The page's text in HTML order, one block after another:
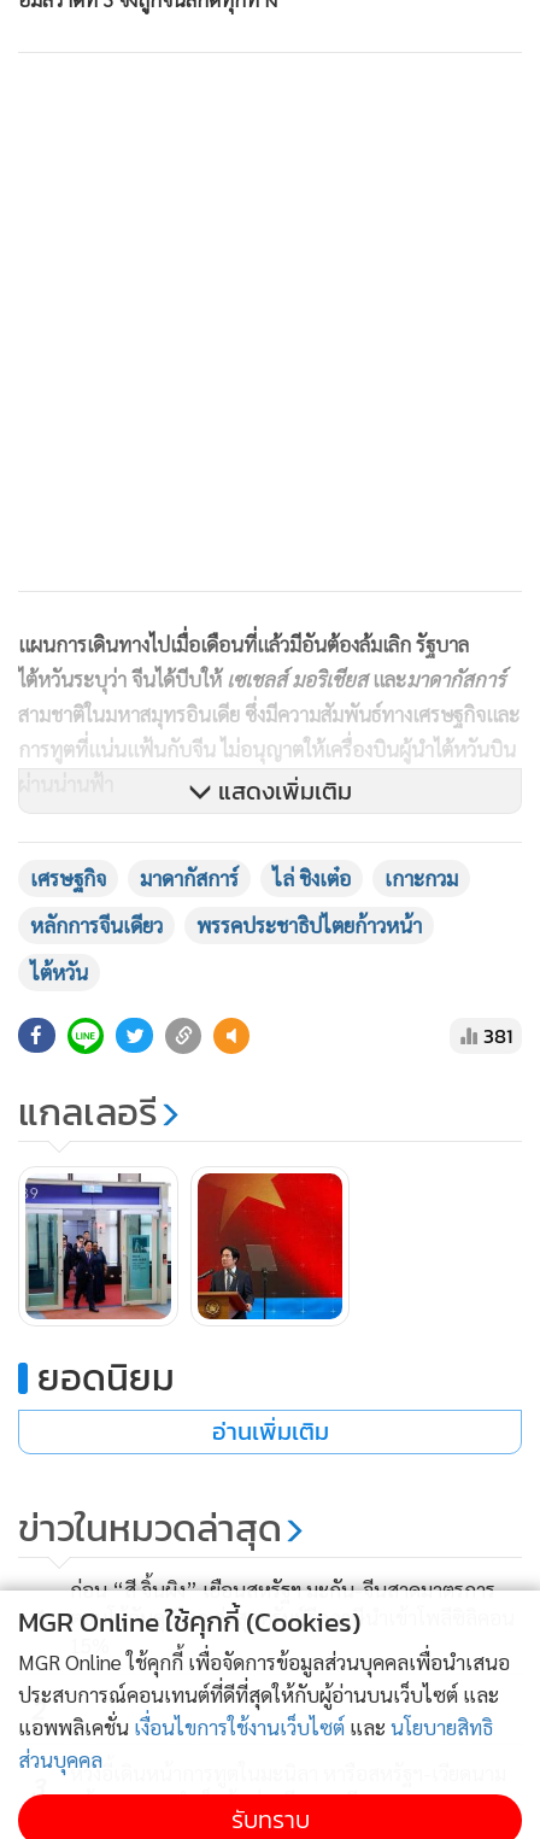
แผนการเดินทางไปเมื่อเดือนที่แล้วมีอันต้องล้มเลิก รัฐบาล
ไต้หวันระบุว่า จีนได้บีบให้เซเชลส์ มอริเชียสและมาดากัสการ์
สามชาติในมหาสมุทรอินเดีย ซึ่งมีความสัมพันธ์ทางเศรษฐกิจและ
การทูตที่แน่นแฟ้นกับจีน ไม่อนุญาตให้เครื่องบินผู้นำไต้หวันบิน
อย่างลับ ๆ รัฐบาลทั้งสองฝ่ายไม่มีการป่าวประกาศล่วงหน้า ตาม
ปกติไล่จะเดินทางด้วยเครื่องบินของสายการบินไชน่าแอร์ไลน์
ของไต้หวัน แต่คราวนี้เป็นเครื่องบินแอร์บัส 340 ซึ่งเป็นเครื่อง
แฟ้มภาพประธานาธิบดีไล่ ชิงเต๋อ แห่งไต้หวัน กล่าวในการแถลง
ข่าวเกี่ยวกับการใช้จ่ายด้านกลาโหมที่กรุงไทเปของไต้หวัน เมื่อวัน
แอร์บัส 340 ลำเดียวกันพาไล่ออกเดินทางจากเอสวาตินีเมื่อวัน
จันทร์ ( 4 พ.ค.) เพื่อกลับไต้หวัน โดยต้องบินอ้อมผ่านทางตอนใต้
ของมหาสมุทรอินเดีย จากนั้น บินผ่านเกาะคริสต์มาสของ
ออสเตรเลีย อินโดนีเซีย มาเลเซีย และฟิลิปปินส์ ก่อนจะเข้าสู่เขต
น่านฟ้าไต้หวัน ตามข้อมูลจากแอปพลิเคชันติดตามเที่ยวบิน
เที่ยวบินนี้มีนางทูลิซิเล ดลาดลา (Thulisile Dladla) รองนายก
รัฐมนตรีเอสวาตินี เดินทางมาด้วย ซึ่งไลกล่าวว่า ดลาดลาได้ดูแล
ให้เขาและคณะเดินทางไปและกลับจากเอสวาตินีอย่างปลอดภัย
แสดงเพิ่มเติม
เศรษฐกิจ มาดากัสการ์ ไล่ ชิงเต๋อ
เกาะกวม
หลักการจีนเดียว
พรรคประชาธิปไตยก้าวหน้า
ไต้หวัน
381
แกลเลอรี
ยอดนิยม
อ่านเพิ่มเติม
ข่าวในหมวดล่าสุด
1
ก่อน “สี จิ้นผิง” เยือนสหรัฐฯ มะกัน-จีนสาดมาตรการ
ตอบโต้กันดุเดือด ล่าสุดทรัมป์รีดภาษีนำเข้าโพลีซิลิคอน
2
3
หวังอี้เดินหน้าการทูตในมะนิลา หารือสหรัฐฯ-เวียดนาม
พร้อมชูความสำเร็จหุ้นส่วนจีน-อาเซียน
MGR Online ใช้คุกกี้ (Cookies)
MGR Online ใช้คุกกี้ เพื่อจัดการข้อมูลส่วนบุคคลเพื่อนำเสนอ
ประสบการณ์คอนเทนต์ที่ดีที่สุดให้กับผู้อ่านบนเว็บไซต์ และ
แอพพลิเคชั่น เงื่อนไขการใช้งานเว็บไซต์ และ นโยบายสิทธิ
ส่วนบุคคล
รับทราบ